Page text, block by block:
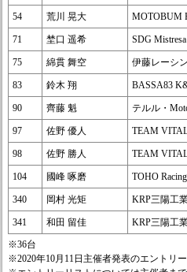
54 荒川 晃大 MOTOBUM
71 埜口 遥希 SDG
75 綿貫 舞空 伊藤レーシ
83 鈴木 翔 BASSA83
90 齊藤 魁 テルル・
97 佐野 優人 TEAM
98 佐野 勝人 TEAM
104 國峰 啄磨 TOHO Racing
340 岡村 光矩 KRP三陽工
341 和田 留佳
KRP三陽工
※36台
※2020年10月11日主催者発表のエントリ